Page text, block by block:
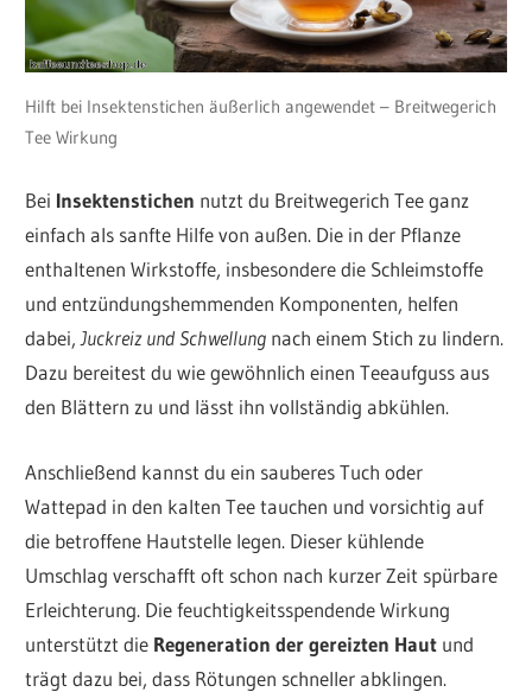
Hilft bei Insektenstichen äußerlich angewendet – Breitwegerich
Tee Wirkung
Bei Insektenstichen nutzt du Breitwegerich Tee ganz
einfach als sanfte Hilfe von außen. Die in der Pflanze
enthaltenen Wirkstoffe, insbesondere die Schleimstoffe
und entzündungshemmenden Komponenten, helfen
dabei, Juckreiz und Schwellung nach einem Stich zu lindern.
Dazu bereitest du wie gewöhnlich einen Teeaufguss aus
den Blättern zu und lässt ihn vollständig abkühlen.
Anschließend kannst du ein sauberes Tuch oder
Wattepad in den kalten Tee tauchen und vorsichtig auf
die betroffene Hautstelle legen. Dieser kühlende
Umschlag verschafft oft schon nach kurzer Zeit spürbare
Erleichterung. Die feuchtigkeitsspendende Wirkung
unterstützt die Regeneration der gereizten Haut und
trägt dazu bei, dass Rötungen schneller abklingen.